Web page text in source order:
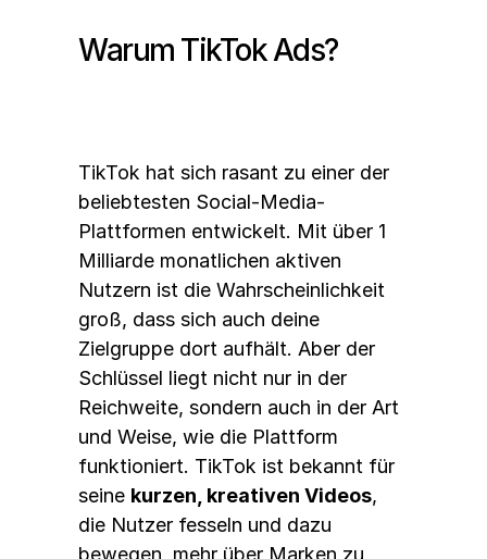
Warum TikTok Ads?
TikTok hat sich rasant zu einer der
beliebtesten Social-Media-
Plattformen entwickelt. Mit über 1
Milliarde monatlichen aktiven
Nutzern ist die Wahrscheinlichkeit
groß, dass sich auch deine
Zielgruppe dort aufhält. Aber der
Schlüssel liegt nicht nur in der
Reichweite, sondern auch in der Art
und Weise, wie die Plattform
funktioniert. TikTok ist bekannt für
seine kurzen, kreativen Videos,
die Nutzer fesseln und dazu
bewegen, mehr über Marken zu